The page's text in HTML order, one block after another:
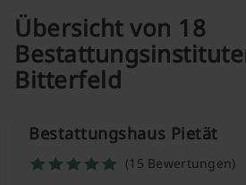
Übersicht von 18
Bitterfeld
Bestattungshaus Pietät
(15 Bewertungen)